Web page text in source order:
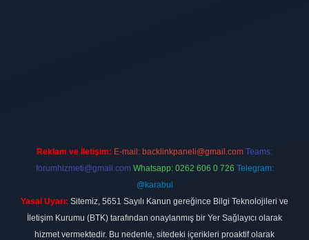
Reklam ve İletişim: E-mail: backlinkpaneli@gmail.com Teams:
forumhizmeti@gmail.com Whatsapp: 0262 606 0 726 Telegram:
@karabul
Yasal Uyarı: Sitemiz, 5651 Sayılı Kanun gereğince Bilgi Teknolojileri ve
İletişim Kurumu (BTK) tarafından onaylanmış bir Yer Sağlayıcı olarak
hizmet vermektedir. Bu nedenle, sitedeki içerikleri proaktif olarak